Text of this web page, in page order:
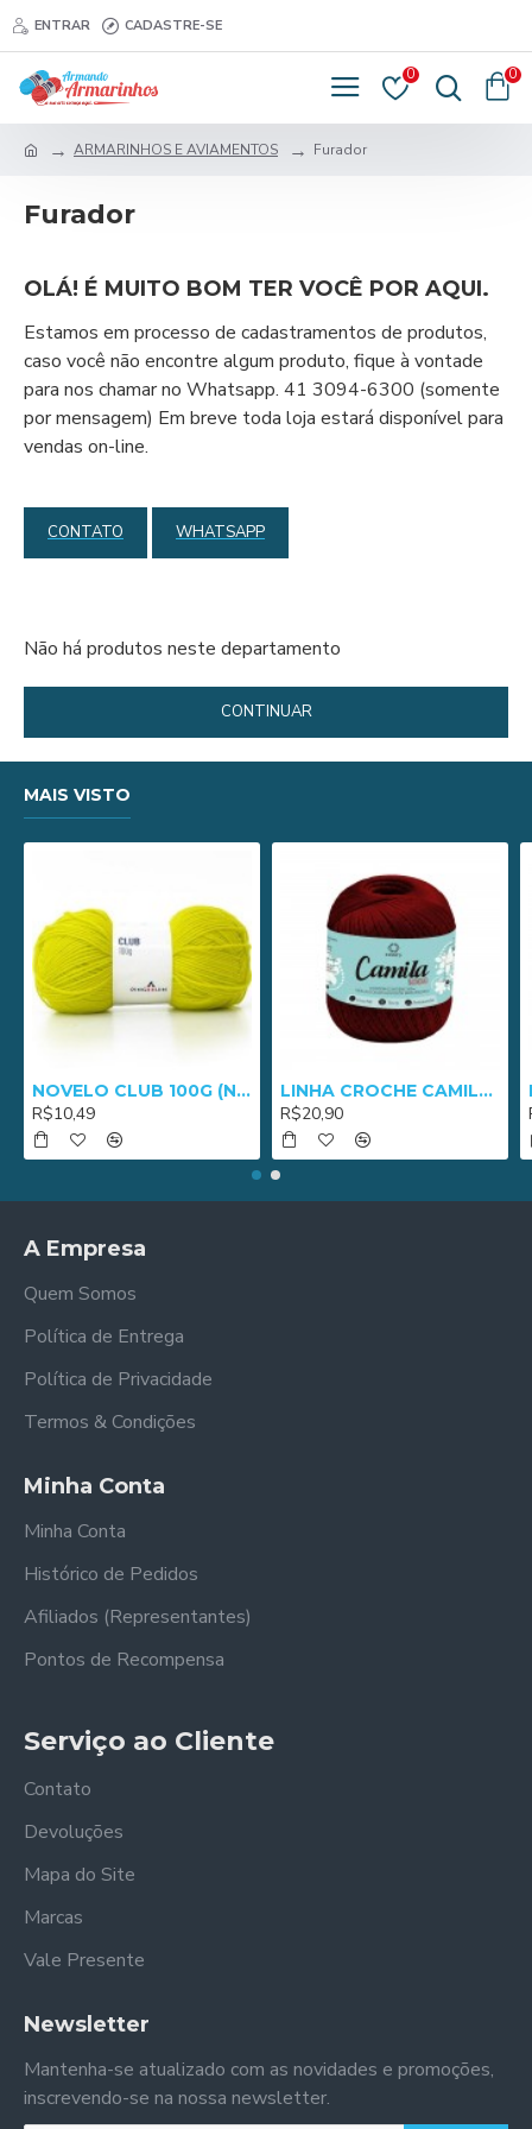
ENTRAR CADASTRE-SE
0 0
ARMARINHOS E AVIAMENTOS Furador
Furador
OLÁ! É MUITO BOM TER VOCÊ POR AQUI.
Estamos em processo de cadastramentos de produtos,
caso você não encontre algum produto, fique à vontade
para nos chamar no Whatsapp. 41 3094-6300 (somente
por mensagem) Em breve toda loja estará disponível para
vendas on-line.
CONTATO WHATSAPP
Não há produtos neste departamento
CONTINUAR
MAIS VISTO
NOVELO CLUB 100G (NM 3/8) - 2652
R$10,49
LINHA CROCHE CAMILA 1000 - 01005
R$20,90
A Empresa
Quem Somos
Política de Entrega
Política de Privacidade
Termos & Condições
Minha Conta
Minha Conta
Histórico de Pedidos
Afiliados (Representantes)
Pontos de Recompensa
Serviço ao Cliente
Contato
Devoluções
Mapa do Site
Marcas
Vale Presente
Newsletter
Mantenha-se atualizado com as novidades e promoções,
inscrevendo-se na nossa newsletter.